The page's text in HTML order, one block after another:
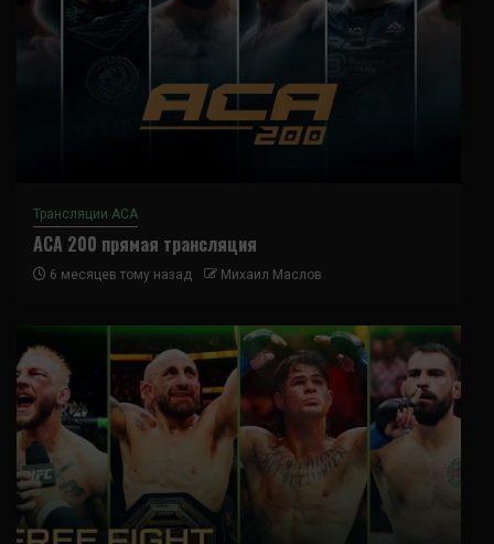
Трансляции ACA
ACA 200 прямая трансляция
6 месяцев тому назад Михаил Маслов